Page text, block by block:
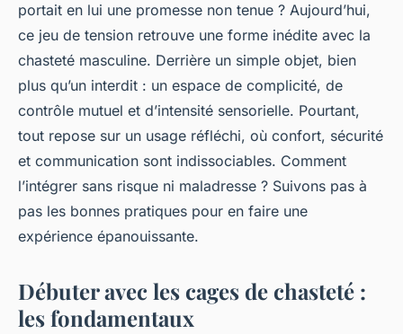
portait en lui une promesse non tenue ? Aujourd’hui,
ce jeu de tension retrouve une forme inédite avec la
chasteté masculine. Derrière un simple objet, bien
plus qu’un interdit : un espace de complicité, de
contrôle mutuel et d’intensité sensorielle. Pourtant,
tout repose sur un usage réfléchi, où confort, sécurité
et communication sont indissociables. Comment
l’intégrer sans risque ni maladresse ? Suivons pas à
pas les bonnes pratiques pour en faire une
expérience épanouissante.
Débuter avec les cages de chasteté :
les fondamentaux